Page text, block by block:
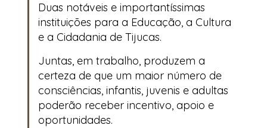
Duas notáveis e importantíssimas
instituições para a Educação, a Cultura
e a Cidadania de Tijucas.
Juntas, em trabalho, produzem a
certeza de que um maior número de
consciências, infantis, juvenis e adultas
poderão receber incentivo, apoio e
oportunidades.